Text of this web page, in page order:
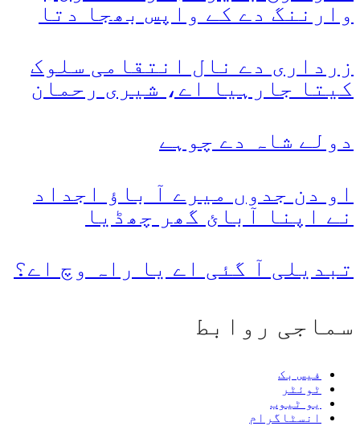
وارننگ دے کے واپس بھجا دتا
زرداری دے نال انتقامی سلوک
کیتا جارہیا اے، شیری رحمان
دولے شاہ دے چوہے
او دن جدوں میرے آ باؤ اجداد
نے اپنا آبائ گھر چھڈیا
تبدیلی آ گئی اے یا راہ وچ اے؟
سماجی روابط
فیس بک
ٹوئٹر
یو ٹیوب
انسٹاگرام